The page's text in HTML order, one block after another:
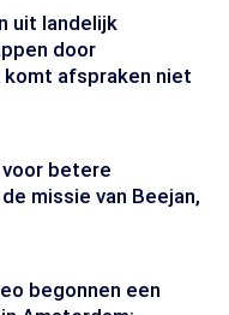
uit landelijk
door
komt afspraken niet
betere
missie van Beejan,
begonnen een